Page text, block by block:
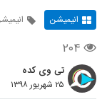
انیمیشن
۲۰۴
تی وی کده
۲۵ شهریور ۱۳۹۸